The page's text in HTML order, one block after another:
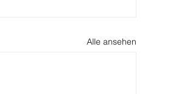
Alle ansehen